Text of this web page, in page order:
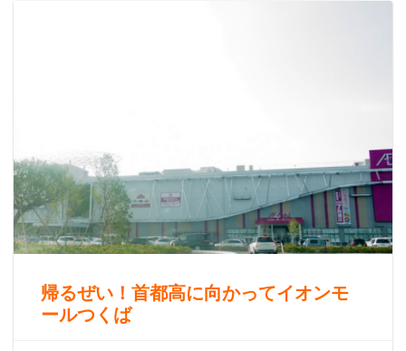
帰るぜい！首都高に向かってイオンモ
ールつくば